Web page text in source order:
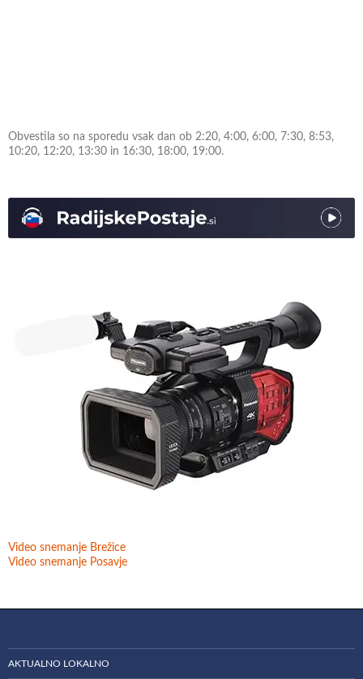
Obvestila so na sporedu vsak dan ob 2:20, 4:00, 6:00, 7:30, 8:53,
10:20, 12:20, 13:30 in 16:30, 18:00, 19:00.
Video snemanje Brežice
Video snemanje Posavje
AKTUALNO LOKALNO